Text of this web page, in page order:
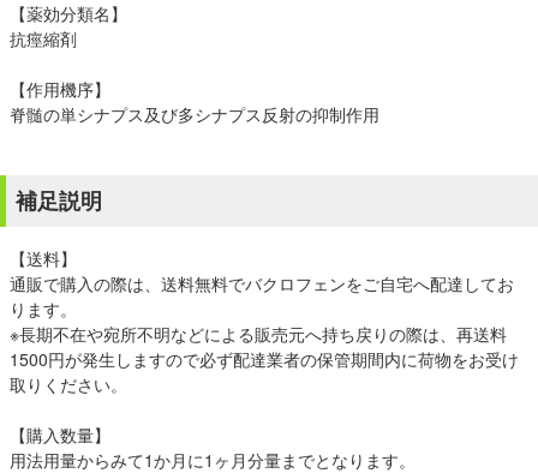
【薬効分類名】
抗痙縮剤
【作用機序】
脊髄の単シナプス及び多シナプス反射の抑制作用
補足説明
【送料】
通販で購入の際は、送料無料でバクロフェンをご自宅へ配達してお
ります。
※長期不在や宛所不明などによる販売元へ持ち戻りの際は、再送料
1500円が発生しますので必ず配達業者の保管期間内に荷物をお受け
取りください。
【購入数量】
用法用量からみて1か月に1ヶ月分量までとなります。